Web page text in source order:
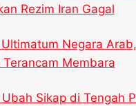
Rezim Iran Gagal
Negara
Terancam Membara
Sikap di Tengah